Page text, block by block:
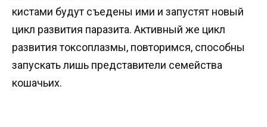
кистами будут съедены ими и запустят новый
цикл развития паразита. Активный же цикл
развития токсоплазмы, повторимся, способны
запускать лишь представители семейства
кошачьих.